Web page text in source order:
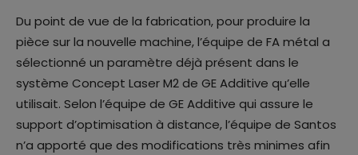
Du point de vue de la fabrication, pour produire la
pièce sur la nouvelle machine, l’équipe de FA métal a
sélectionné un paramètre déjà présent dans le
système Concept Laser M2 de GE Additive qu’elle
utilisait. Selon l’équipe de GE Additive qui assure le
support d’optimisation à distance, l’équipe de Santos
n’a apporté que des modifications très minimes afin